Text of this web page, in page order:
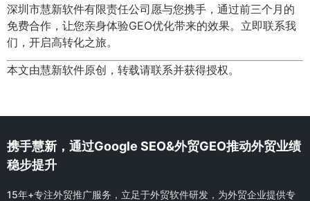
深圳市慧新软件有限责任公司愿与您携手，通过前三个月的
免费合作，让您亲身体验GEO优化带来的效果。立即联系我
们，开启高转化之旅。
本文由慧新软件原创，转载请联系并获得授权。
携手慧新，通过Google SEO&外贸GEO推动外贸业绩
稳步提升
15年+专注外贸推广服务，立足于外贸软件研发，为外贸企业提供专